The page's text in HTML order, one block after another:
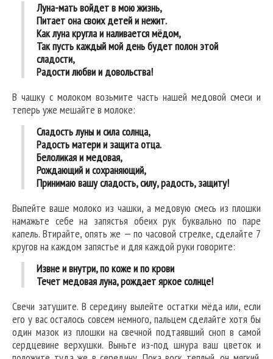
Луна-мать войдет в мою жизнь,
Питает она своих детей и нежит.
Как луна кругла и наливается мёдом,
Так пусть каждый мой день будет полон этой
сладости,
Радости любви и довольства!
В чашку с молоком возьмите часть нашей медовой смеси и
теперь уже мешайте в молоке:
Сладость луны и сила солнца,
Радость матери и защита отца.
Белоликая и медовая,
Рождающий и сохраняющий,
Принимаю вашу сладость, силу, радость, защиту!
Выпейте ваше молоко из чашки, а медовую смесь из плошки
намажьте себе на запястья обеих рук буквально по паре
капель. Втирайте, опять же — по часовой стрелке, сделайте 7
кругов на каждом запястье и для каждой руки говорите:
Извне и внутри, по коже и по крови
Течет медовая луна, рождает яркое солнце!
Свечи затушите. В середину вылейте остатки мёда или, если
его у вас осталось совсем немного, пальцем сделайте хотя бы
один мазок из плошки на свечной подтаявший сноп в самой
сердцевине верхушки. Выньте из-под шнура ваш цветок и